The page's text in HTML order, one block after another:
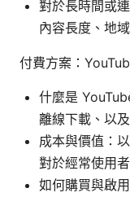
對於長時間或
內容長度、地
付費方案：
什麼是
離線下載、以
成本與價值：
對於經常使用
如何購買與啟